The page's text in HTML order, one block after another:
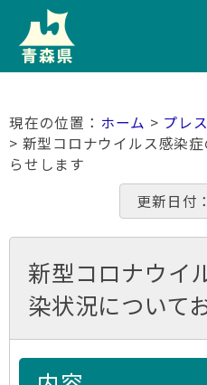
ホーム > プレ
> 新型コロナウイルス感染
らせします
更新日付
新型コロナウイ
染状況について